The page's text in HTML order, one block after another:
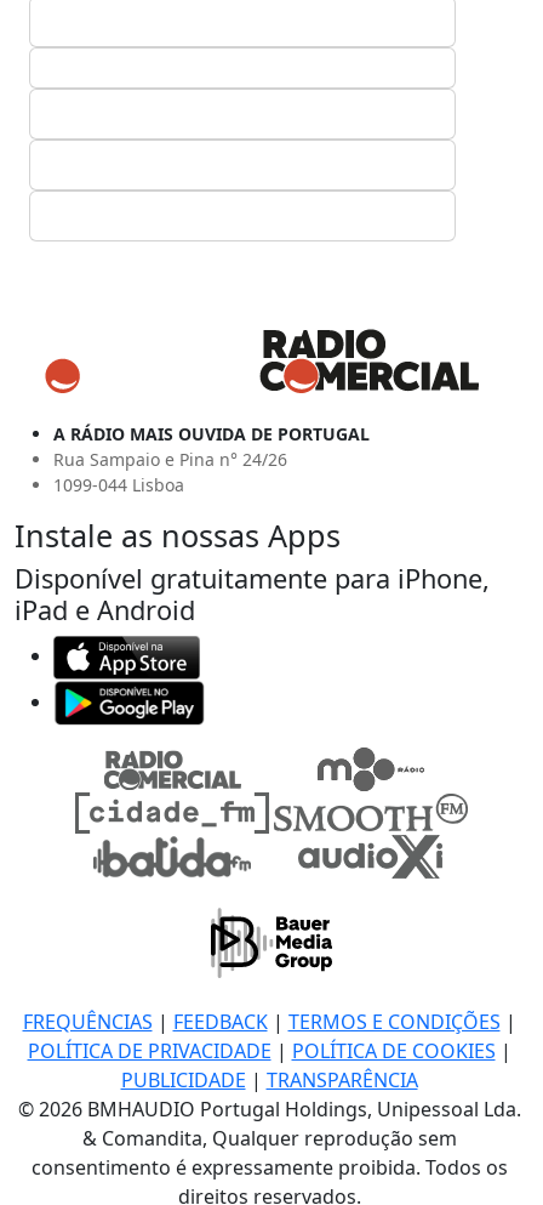
A RÁDIO MAIS OUVIDA DE PORTUGAL
Rua Sampaio e Pina n° 24/26
1099-044 Lisboa
Instale as nossas Apps
Disponível gratuitamente para iPhone,
iPad e Android
FREQUÊNCIAS | FEEDBACK| TERMOS E CONDIÇÕES |
POLÍTICA DE PRIVACIDADE | POLÍTICA DE COOKIES |
PUBLICIDADE | TRANSPARÊNCIA
© 2026 BMHAUDIO Portugal Holdings, Unipessoal Lda.
& Comandita, Qualquer reprodução sem
consentimento é expressamente proibida. Todos os
direitos reservados.